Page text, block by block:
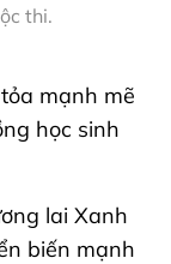
thi.
mạnh mẽ
học sinh
lai Xanh
biến mạnh